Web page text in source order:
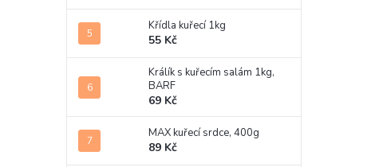
Křídla kuřecí 1kg
55 Kč
Králík s kuřecím salám 1kg,
BARF
69 Kč
MAX kuřecí srdce, 400g
89 Kč